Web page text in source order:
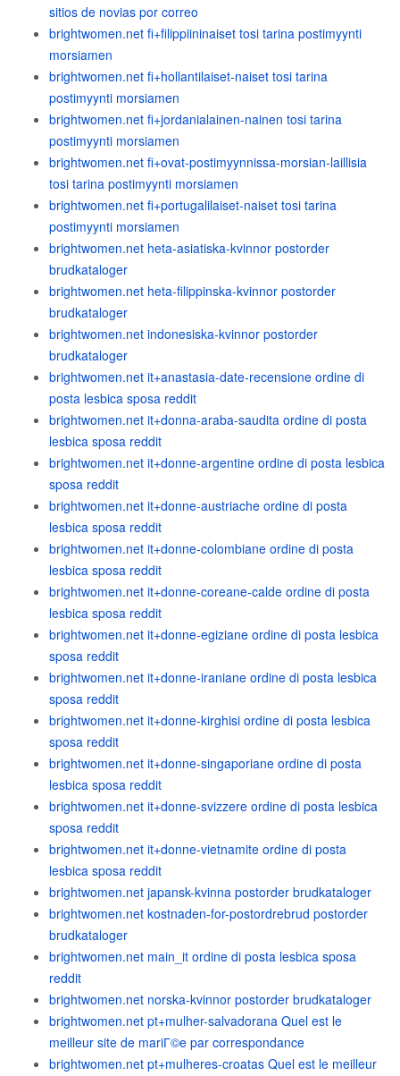
sitios de novias por correo
brightwomen.net fi+filippiininaiset tosi tarina postimyynti
morsiamen
brightwomen.net fi+hollantilaiset-naiset tosi tarina
postimyynti morsiamen
brightwomen.net fi+jordanialainen-nainen tosi tarina
postimyynti morsiamen
brightwomen.net fi+ovat-postimyynnissa-morsian-laillisia
tosi tarina postimyynti morsiamen
brightwomen.net fi+portugalilaiset-naiset tosi tarina
postimyynti morsiamen
brightwomen.net heta-asiatiska-kvinnor postorder
brudkataloger
brightwomen.net heta-filippinska-kvinnor postorder
brudkataloger
brightwomen.net indonesiska-kvinnor postorder
brudkataloger
brightwomen.net it+anastasia-date-recensione ordine di
posta lesbica sposa reddit
brightwomen.net it+donna-araba-saudita ordine di posta
lesbica sposa reddit
brightwomen.net it+donne-argentine ordine di posta lesbica
sposa reddit
brightwomen.net it+donne-austriache ordine di posta
lesbica sposa reddit
brightwomen.net it+donne-colombiane ordine di posta
lesbica sposa reddit
brightwomen.net it+donne-coreane-calde ordine di posta
lesbica sposa reddit
brightwomen.net it+donne-egiziane ordine di posta lesbica
sposa reddit
brightwomen.net it+donne-iraniane ordine di posta lesbica
sposa reddit
brightwomen.net it+donne-kirghisi ordine di posta lesbica
sposa reddit
brightwomen.net it+donne-singaporiane ordine di posta
lesbica sposa reddit
brightwomen.net it+donne-svizzere ordine di posta lesbica
sposa reddit
brightwomen.net it+donne-vietnamite ordine di posta
lesbica sposa reddit
brightwomen.net japansk-kvinna postorder brudkataloger
brightwomen.net kostnaden-for-postordrebrud postorder
brudkataloger
brightwomen.net main_it ordine di posta lesbica sposa
reddit
brightwomen.net norska-kvinnor postorder brudkataloger
brightwomen.net pt+mulher-salvadorana Quel est le
meilleur site de mariГ©e par correspondance
brightwomen.net pt+mulheres-croatas Quel est le meilleur